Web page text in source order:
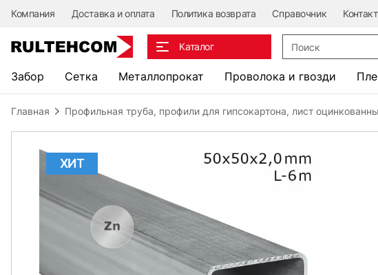
Компания Доставка и оплата Политика возврата Справочник
Каталог
Забор Сетка Металлопрокат Проволока и гвозди
Главная Профильная труба, профили для гипсокартона, лист
ХИТ